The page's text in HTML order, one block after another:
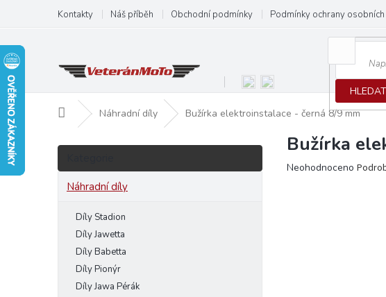
obsah
Kontakty Náš příběh Obchodní podmínky Podmínky ochrany
HLEDAT
Domů Náhradní díly Bužírka elektroinstalace - černá 8/9 mm
P
s
Přeskočit
Náhradní díly
Díly Stadion
Díly Jawetta
Díly Babetta
Díly Pionýr
Díly Jawa Pérák
Bužírka
Průměrné
Neohodnoceno